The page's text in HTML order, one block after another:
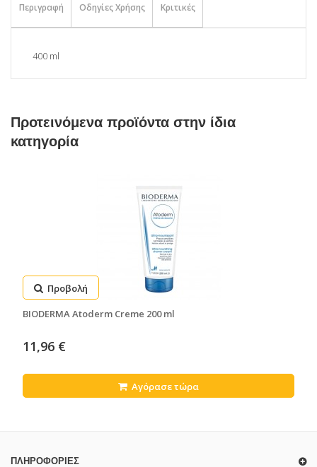
Περιγραφή Οδηγίες Χρήσης Κριτικές
400 ml
Προτεινόμενα προϊόντα στην ίδια
κατηγορία
Προβολή
BIODERMA Atoderm Creme 200 ml
11,96 €
Αγόρασε τώρα
ΠΛΗΡΟΦΟΡΊΕΣ